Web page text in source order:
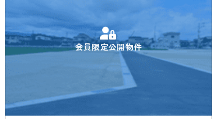
会員限定公開物件